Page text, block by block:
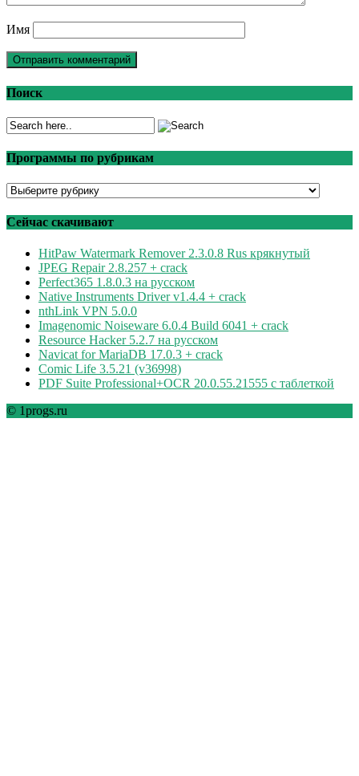
Имя
Поиск
Программы по рубрикам
Программы
рубрикам
Сейчас скачивают
HitPaw Watermark Remover 2.3.0.8 Rus крякнутый
JPEG Repair 2.8.257 + crack
Perfect365 1.8.0.3 на русском
Native Instruments Driver v1.4.4 + crack
nthLink VPN 5.0.0
Imagenomic Noiseware 6.0.4 Build 6041 + crack
Resource Hacker 5.2.7 на русском
Navicat for MariaDB 17.0.3 + crack
Comic Life 3.5.21 (v36998)
PDF Suite Professional+OCR 20.0.55.21555 с таблеткой
© 1progs.ru